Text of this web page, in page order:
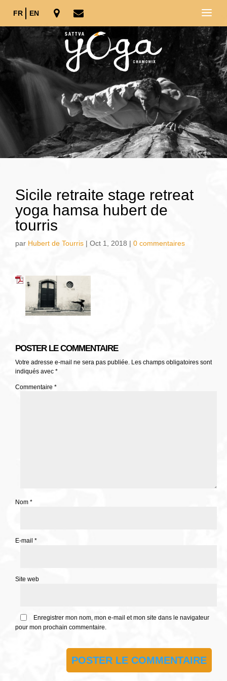
FR EN
Sicile retraite stage retreat
yoga hamsa hubert de
tourris
par Hubert de Tourris | Oct 1, 2018 | 0 commentaires
POSTER LE COMMENTAIRE
Votre adresse e-mail ne sera pas publiée. Les champs obligatoires sont
indiqués avec *
Commentaire *
Nom *
E-mail *
Site web
Enregistrer mon nom, mon e-mail et mon site dans le navigateur
pour mon prochain commentaire.